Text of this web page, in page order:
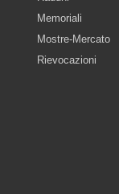
Memoriali
Mostre-Mercato
Rievocazioni